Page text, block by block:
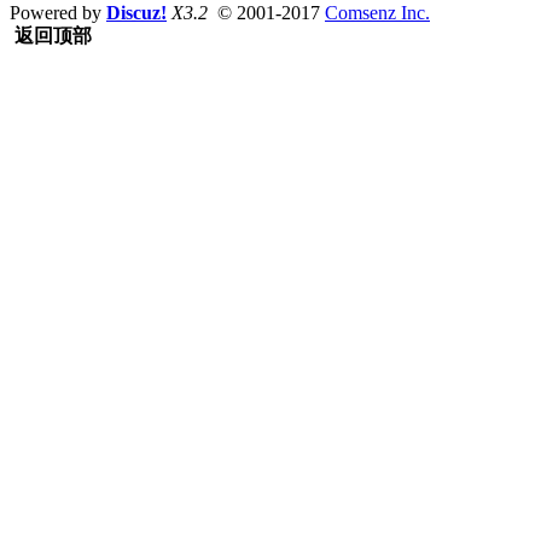
Powered by Discuz! X3.2 © 2001-2017 Comsenz Inc.
返回顶部